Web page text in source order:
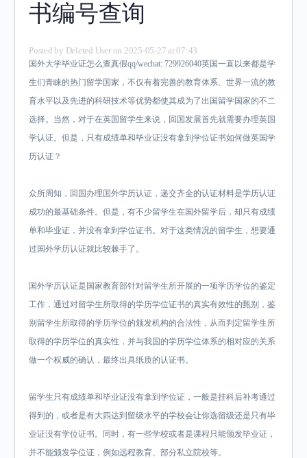
书编号查询
Posted by Deleted User on 2025-05-27 at 07:43
国外大学毕业证怎么查真假qq/wechat: 729926040英国一直以来都是学
生们青睐的热门留学国家，不仅有着完善的教育体系、世界一流的教
育水平以及先进的科研技术等优势都使其成为了出国留学国家的不二
选择。当然，对于在英国留学生来说，回国发展首先就需要办理英国
学认证。但是，只有成绩单和毕业证没有拿到学位证书如何做英国学
历认证？
众所周知，回国办理国外学历认证，递交齐全的认证材料是学历认证
成功的最基础条件。但是，有不少留学生在国外留学后，却只有成绩
单和毕业证，并没有拿到学位证书。对于这类情况的留学生，想要通
过国外学历认证就比较棘手了。
国外学历认证是国家教育部针对留学生所开展的一项学历学位的鉴定
工作，通过对留学生所取得的学历学位证书的真实有效性的甄别，鉴
别留学生所取得的学历学位的颁发机构的合法性，从而判定留学生所
取得的学历学位的真实性，并与我国的学历学位体系的相对应的关系
做一个权威的确认，最终出具纸质的认证书。
留学生只有成绩单和毕业证没有拿到学位证，一般是挂科后补考通过
得到的，或者是有大四达到留级水平的学校会让你选留级还是只有毕
业证没有学位证书。同时，有一些学校或者是课程只能颁发毕业证，
并不能颁发学位证，例如远程教育、部分私立院校等。